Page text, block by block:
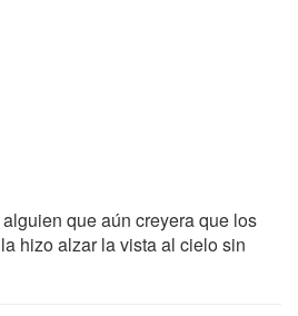
que aún creyera que los
hizo alzar la vista al cielo sin